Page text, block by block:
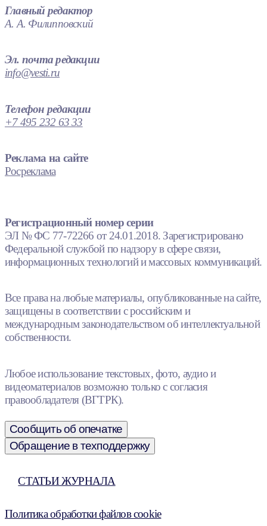
Главный редактор
А. А. Филипповский
Эл. почта редакции
info@vesti.ru
Телефон редакции
+7 495 232 63 33
Реклама на сайте
Росреклама
Регистрационный номер серии
ЭЛ № ФС 77-72266 от 24.01.2018. Зарегистрировано
Федеральной службой по надзору в сфере связи,
информационных технологий и массовых коммуникаций.
Все права на любые материалы, опубликованные на сайте,
защищены в соответствии с российским и
международным законодательством об интеллектуальной
собственности.
Любое использование текстовых, фото, аудио и
видеоматериалов возможно только с согласия
правообладателя (ВГТРК).
Сообщить об опечатке
Обращение в техподдержку
СТАТЬИ ЖУРНАЛА
Политика обработки файлов cookie